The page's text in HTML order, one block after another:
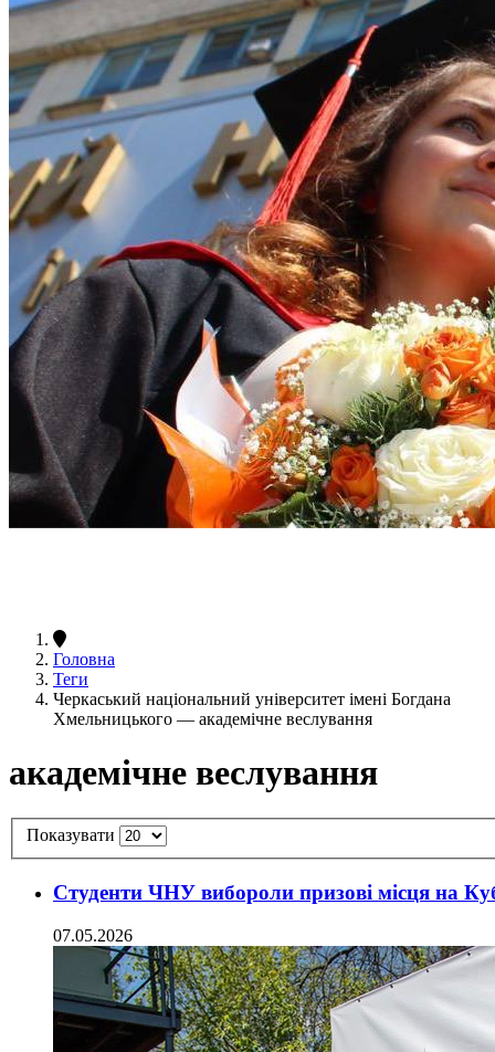
Головна
Теги
Черкаський національний університет імені Богдана
Хмельницького — академічне веслування
академічне веслування
Показувати
Студенти ЧНУ вибороли призові місця на
07.05.2026